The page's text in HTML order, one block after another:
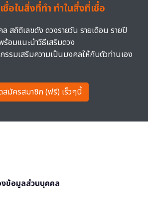
อในสิ่งที่ทำ ทำในสิ่งที่เชื่อ
สถิติเลขดัง ดวงรายวัน รายเดือน รายปี
ร้อมแนะนำวิธีเสริมดวง
รรมเสริมความเป็นมงคลให้กับตัวท่านเอง
สมัครสมาชิก (ฟรี) เร็วๆนี้
ข้อมูลส่วนบุคคล